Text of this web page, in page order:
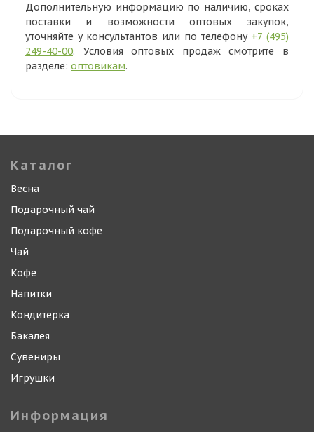
Дополнительную информацию по наличию, сроках
поставки и возможности оптовых закупок,
уточняйте у консультантов или по телефону +7 (495)
249-40-00. Условия оптовых продаж смотрите в
разделе: оптовикам.
Каталог
Весна
Подарочный чай
Подарочный кофе
Чай
Кофе
Напитки
Кондитерка
Бакалея
Сувениры
Игрушки
Информация